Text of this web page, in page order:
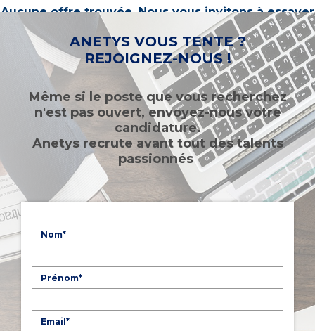
Aucune offre trouvée. Nous vous invitons à essayer
d’autres mots-clés ou à sélectionner un « métier ».
ANETYS VOUS TENTE ?
REJOIGNEZ-NOUS !
Même si le poste que vous recherchez
n'est pas ouvert, envoyez-nous votre
candidature.
Anetys recrute avant tout des talents
passionnés